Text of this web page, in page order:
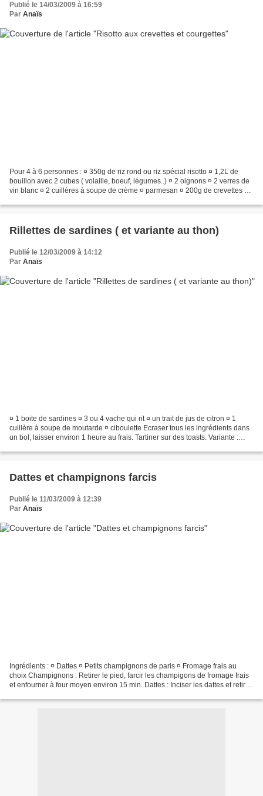
Publié le 14/03/2009 à 16:59
Par Anaïs
Pour 4 à 6 personnes : ¤ 350g de riz rond ou riz spécial risotto ¤ 1,2L de
bouillon avec 2 cubes ( volaille, boeuf, légumes..) ¤ 2 oignons ¤ 2 verres de
vin blanc ¤ 2 cuillères à soupe de crème ¤ parmesan ¤ 200g de crevettes ¤
Rillettes de sardines ( et variante au thon)
Publié le 12/03/2009 à 14:12
Par Anaïs
¤ 1 boite de sardines ¤ 3 ou 4 vache qui rit ¤ un trait de jus de citron ¤ 1
cuillère à soupe de moutarde ¤ ciboulette Ecraser tous les ingrédients dans
un bol, laisser environ 1 heure au frais. Tartiner sur des toasts. Variante :
Dattes et champignons farcis
Publié le 11/03/2009 à 12:39
Par Anaïs
Ingrédients : ¤ Dattes ¤ Petits champignons de paris ¤ Fromage frais au
choix Champignons : Retirer le pied, farcir les champigons de fromage frais
et enfourner à four moyen environ 15 min. Dattes : Inciser les dattes et retirer